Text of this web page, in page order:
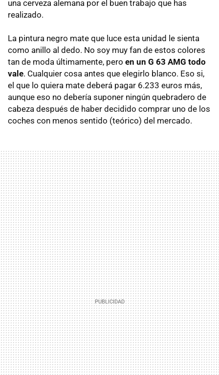
una cerveza alemana por el buen trabajo que has
realizado.
La pintura negro mate que luce esta unidad le sienta
como anillo al dedo. No soy muy fan de estos colores
tan de moda últimamente, pero en un G 63 AMG todo
vale. Cualquier cosa antes que elegirlo blanco. Eso si,
el que lo quiera mate deberá pagar 6.233 euros más,
aunque eso no debería suponer ningún quebradero de
cabeza después de haber decidido comprar uno de los
coches con menos sentido (teórico) del mercado.